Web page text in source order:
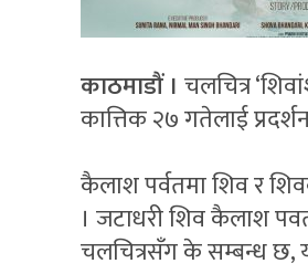
काठमाडौं । चलचित्र
कात्तिक २७ गतेलाई
कैलाश पर्वतमा शिव र
। जटाधरी शिव कैलाश
चलचित्रसँग के सम्बन्ध छ,